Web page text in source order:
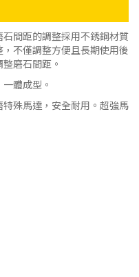
間距的調整採用不銹鋼材質
不僅調整方便且長期使用後
磨石間距。
體成型。
殊馬達，安全耐用。超強馬